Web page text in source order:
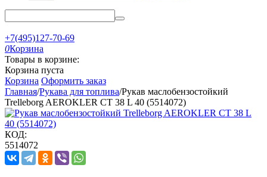
+7(495)127-70-69
0Корзина
Товары в корзине:
Корзина пуста
Корзина Оформить заказ
Главная/Рукава для топлива/Рукав маслобензостойкий
Trelleborg AEROKLER CT 38 L 40 (5514072)
КОД:
5514072